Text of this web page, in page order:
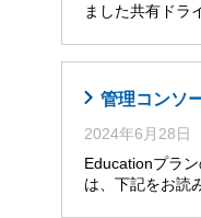
ました共有ドラ
管理コンソ
2024年6月28日
Educationプラ
は、下記をお